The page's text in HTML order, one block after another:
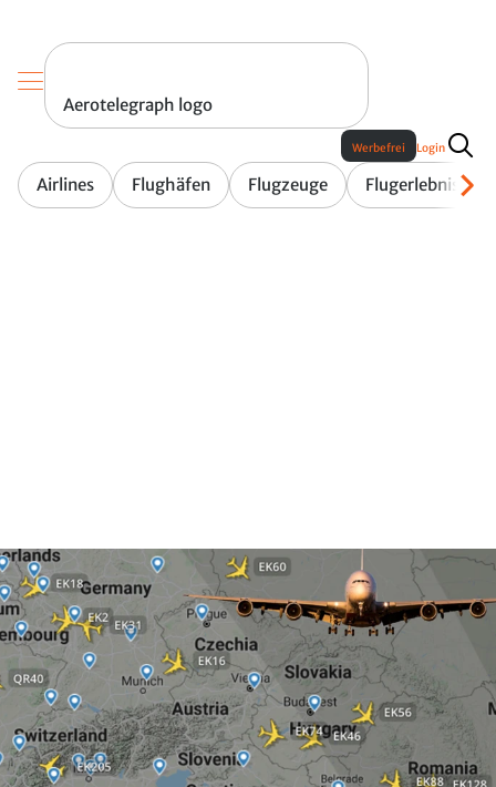
Aerotelegraph logo
Airlines Flughäfen Flugzeuge Flugerlebnis
Werbefrei Login